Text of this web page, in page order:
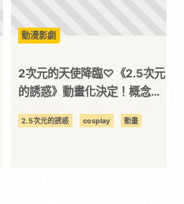
動漫影劇
2次元的天使降臨♡《2.5次元
的誘惑》動畫化決定！概念視
2.5次元的誘惑 cosplay 動畫